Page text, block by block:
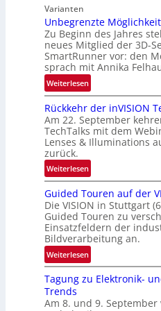
-
B
-
R
u
n
d
e
o
n
l
N
e
w
s
‘
Varianten
Unbegrenzte
Zu Beginn des Jahres
neues Mitglied der 3D-
SmartRunner vor: den
sprach mit Annika
Weiterlesen:
U
n
b
e
g
r
e
z
t
e
M
ö
g
l
c
Rückkehr der inVISION
Am 22. September
TechTalks mit dem
Lenses & Illuminations
zurück.
Weiterlesen:
R
ü
c
k
k
e
h
e
Guided Touren auf der
Die VISION in Stuttgart
Guided Touren zu
Einsatzfeldern der
Bildverarbeitung an.
Weiterlesen:
G
u
d
Tagung zu Elektronik-
Trends
Am 8. und 9.